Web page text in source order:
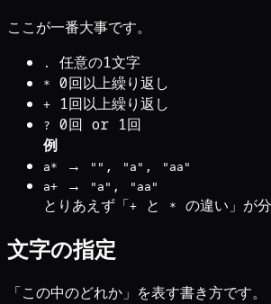
ここが一番大事です。
. 任意の1文字
* 0回以上繰り返し
+ 1回以上繰り返し
?
0回 or 1回
例
a* → "" , "a" ,
"aa"
a+
→ "a" , "aa"
とりあえず「+ と * の違い」が分
文字の指定
「この中のどれか」を表す書き方です。